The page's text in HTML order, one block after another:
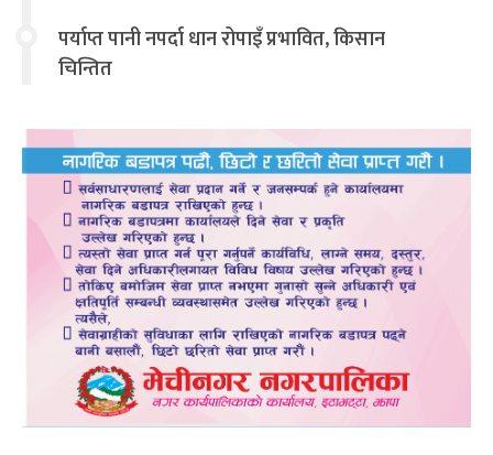
पर्याप्त पानी नपर्दा धान रोपाइँ प्रभावित, किसान
चिन्तित